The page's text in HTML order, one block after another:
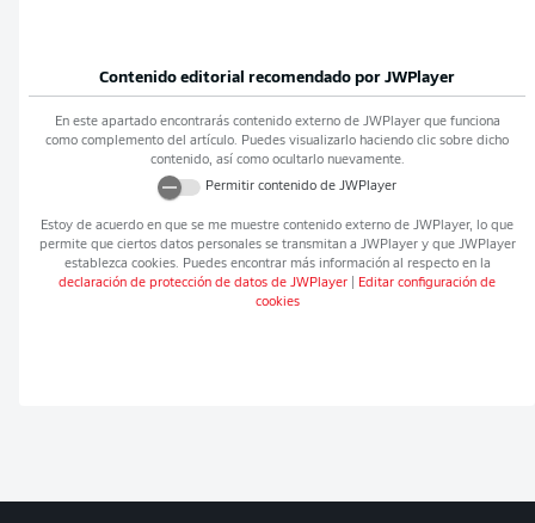
Contenido editorial recomendado por JWPlayer
En este apartado encontrarás contenido externo de JWPlayerque funciona
como complemento del artículo. Puedes visualizarlo haciendo clic sobre dicho
contenido, así como ocultarlo nuevamente.
Permitir contenido de JWPlayer
Estoy de acuerdo en que se me muestre contenido externo de JWPlayer, lo que
permite que ciertos datos personales se transmitan a JWPlayery que JWPlayer
establezca cookies. Puedes encontrar más información al respecto en la
declaración de protección de datos de JWPlayer
Editar configuración de
cookies